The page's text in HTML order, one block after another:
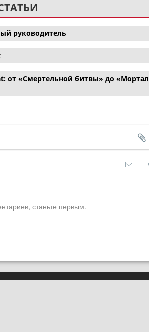
руководитель
от «Смертельной битвы» до «Мортал
станьте первым.